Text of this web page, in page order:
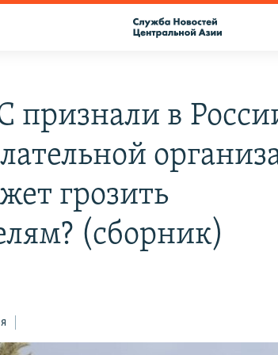
признали в
грозить
(сборник)